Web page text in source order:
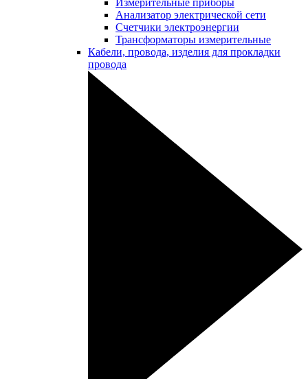
Измерительные приборы
Анализатор электрической сети
Счетчики электроэнергии
Трансформаторы измерительные
Кабели, провода, изделия для прокладки
провода